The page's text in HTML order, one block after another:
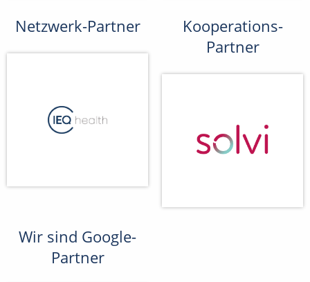
Netzwerk-Partner
Kooperations-
Partner
Wir sind Google-
Partner